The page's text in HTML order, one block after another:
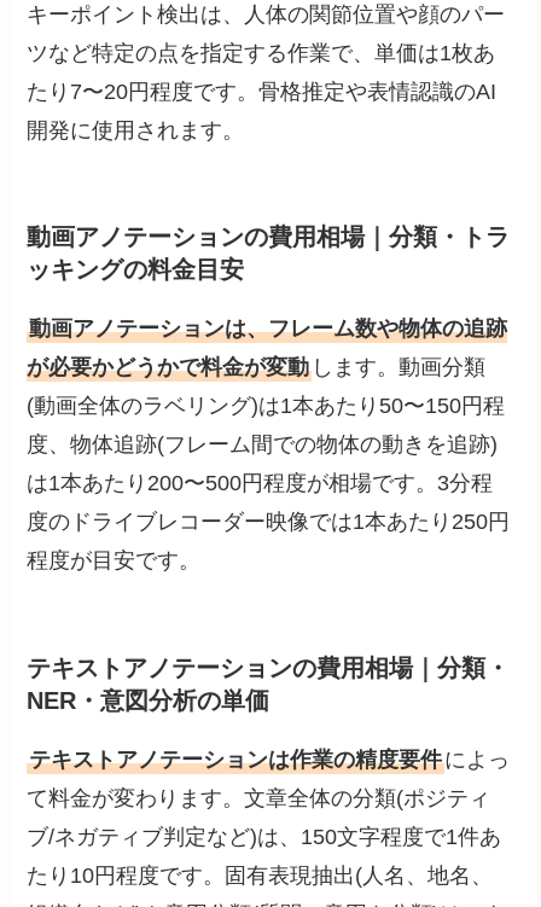
キーポイント検出は、人体の関節位置や顔のパー
ツなど特定の点を指定する作業で、単価は1枚あ
たり7〜20円程度です。骨格推定や表情認識のAI
開発に使用されます。
動画アノテーションの費用相場｜分類・トラ
ッキングの料金目安
動画アノテーションは、フレーム数や物体の追跡
が必要かどうかで料金が変動 します。動画分類
(動画全体のラベリング)は1本あたり50〜150円程
度、物体追跡(フレーム間での物体の動きを追跡)
は1本あたり200〜500円程度が相場です。3分程
度のドライブレコーダー映像では1本あたり250円
程度が目安です。
テキストアノテーションの費用相場｜分類・
NER・意図分析の単価
テキストアノテーションは作業の精度要件によっ
て料金が変わります。文章全体の分類(ポジティ
ブ/ネガティブ判定など)は、150文字程度で1件あ
たり10円程度です。固有表現抽出(人名、地名、